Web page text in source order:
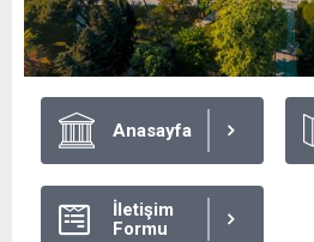
Anasayfa
İletişim
Formu